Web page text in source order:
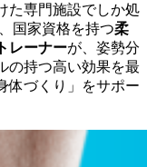
た専門施設でしか処
国家資格を持つ柔
レーナーが、姿勢分
の持つ高い効果を最
体づくり」をサポー